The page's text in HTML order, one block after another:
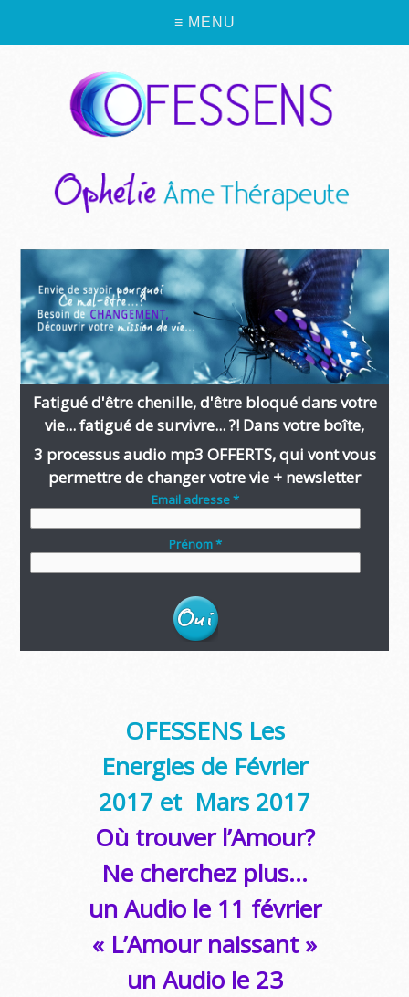
≡ MENU
Fatigué d'être chenille, d'être bloqué dans votre
vie... fatigué de survivre... ?! Dans votre boîte,
3 processus audio mp3 OFFERTS, qui vont vous
permettre de changer votre vie + newsletter
Email adresse *
Prénom *
OFESSENS Les
Energies de Février
2017 et Mars 2017
Où trouver l’Amour?
Ne cherchez plus…
un Audio le 11 février
« L’Amour naissant »
un Audio le 23